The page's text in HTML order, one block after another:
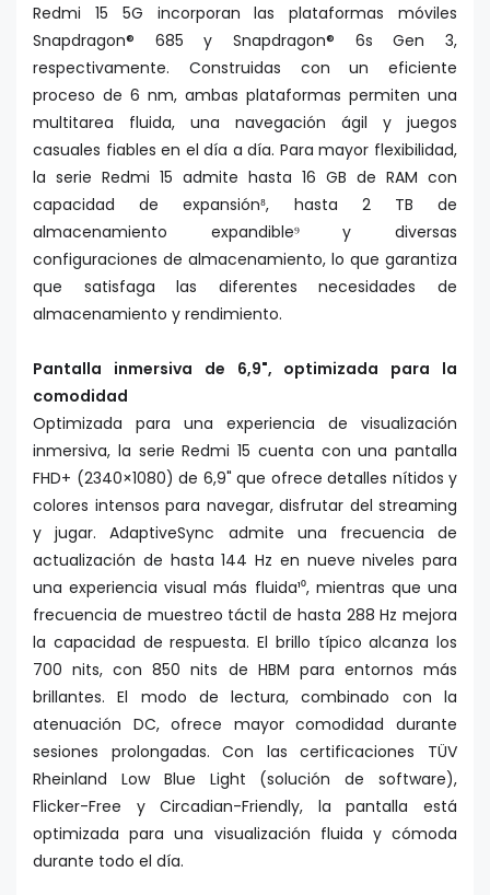
Redmi 15 5G incorporan las plataformas móviles
Snapdragon® 685 y Snapdragon® 6s Gen 3,
respectivamente. Construidas con un eficiente
proceso de 6 nm, ambas plataformas permiten una
multitarea fluida, una navegación ágil y juegos
casuales fiables en el día a día. Para mayor flexibilidad,
la serie Redmi 15 admite hasta 16 GB de RAM con
capacidad de expansión⁸, hasta 2 TB de
almacenamiento expandible⁹ y diversas
configuraciones de almacenamiento, lo que garantiza
que satisfaga las diferentes necesidades de
almacenamiento y rendimiento.
Pantalla inmersiva de 6,9", optimizada para la
comodidad
Optimizada para una experiencia de visualización
inmersiva, la serie Redmi 15 cuenta con una pantalla
FHD+ (2340×1080) de 6,9" que ofrece detalles nítidos y
colores intensos para navegar, disfrutar del streaming
y jugar. AdaptiveSync admite una frecuencia de
actualización de hasta 144 Hz en nueve niveles para
una experiencia visual más fluida¹⁰, mientras que una
frecuencia de muestreo táctil de hasta 288 Hz mejora
la capacidad de respuesta. El brillo típico alcanza los
700 nits, con 850 nits de HBM para entornos más
brillantes. El modo de lectura, combinado con la
atenuación DC, ofrece mayor comodidad durante
sesiones prolongadas. Con las certificaciones TÜV
Rheinland Low Blue Light (solución de software),
Flicker-Free y Circadian-Friendly, la pantalla está
optimizada para una visualización fluida y cómoda
durante todo el día.